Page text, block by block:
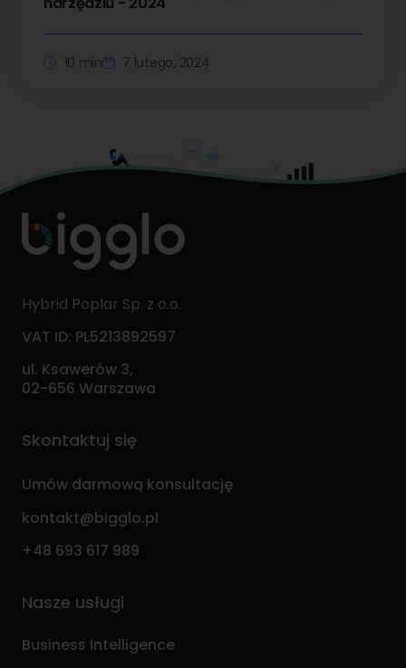
10 min 7 lutego, 2024
Hybrid Poplar Sp. z o.o.
VAT ID: PL5213892597
ul. Ksawerów 3,
02-656 Warszawa
Skontaktuj się
Umów darmową konsultację
kontakt@bigglo.pl
+48 693 617 989
Nasze usługi
Business Intelligence